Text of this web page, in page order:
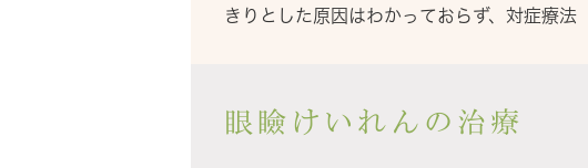
きりとした原因はわかっておらず、対症療法
眼瞼けいれんの治療